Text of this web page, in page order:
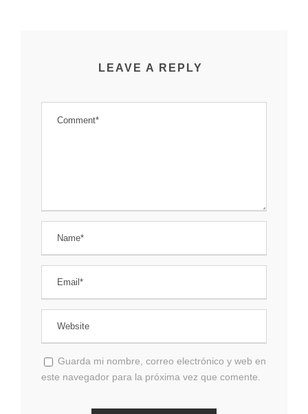
LEAVE A REPLY
Guarda mi nombre, correo electrónico y web en
este navegador para la próxima vez que comente.